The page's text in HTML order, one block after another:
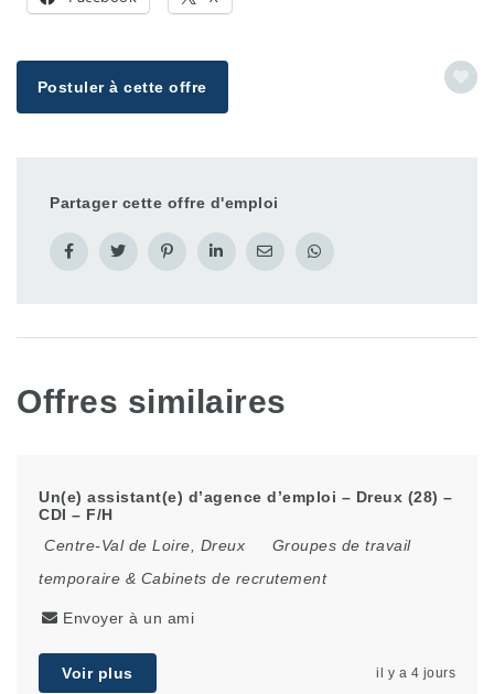
Postuler à cette offre
Partager cette offre d'emploi
Offres similaires
Un(e) assistant(e) d’agence d’emploi – Dreux (28) –
CDI – F/H
Centre-Val de Loire, Dreux
Groupes de travail
temporaire & Cabinets de recrutement
Envoyer à un ami
Voir plus il y a 4 jours